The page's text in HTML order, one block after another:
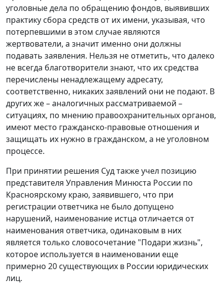
уголовные дела по обращению фондов, выявивших
практику сбора средств от их имени, указывая, что
потерпевшими в этом случае являются
жертвователи, а значит именно они должны
подавать заявления. Нельзя не отметить, что далеко
не всегда благотворители знают, что их средства
перечислены ненадлежащему адресату,
соответственно, никаких заявлений они не подают. В
других же – аналогичных рассматриваемой –
ситуациях, по мнению правоохранительных органов,
имеют место гражданско-правовые отношения и
защищать их нужно в гражданском, а не уголовном
процессе.
При принятии решения Суд также учел позицию
представителя Управления Минюста России по
Красноярскому краю, заявившего, что при
регистрации ответчика не было допущено
нарушений, наименование истца отличается от
наименования ответчика, одинаковым в них
является только словосочетание "Подари жизнь",
которое используется в наименовании еще
примерно 20 существующих в России юридических
лиц.